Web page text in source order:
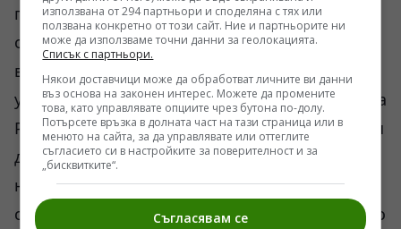
посмял средния руснак и какво би могло да
ограничи неговата смелост. Истинският
въпрос, обаче, касае кремълския елит, касае
управляващата класа (а по-точно съсловие) на
Русия. Способни ли са управляващите в Русия
да въведат истинско извънредно положение,
но не в смисъла на Келзен и Вебер, а в
смисъла на Карл Шмит и Таубес. Окончателно
използвана от 294 партньори и споделяна с тях или
ползвана конкретно от този сайт. Ние и партньорите ни
може да използваме точни данни за геолокацията.
Списък с партньори.
Някои доставчици може да обработват личните ви данни
въз основа на законен интерес. Можете да промените
това, като управлявате опциите чрез бутона по-долу.
Потърсете връзка в долната част на тази страница или в
менюто на сайта, за да управлявате или оттеглите
съгласието си в настройките за поверителност и за
„бисквитките“.
Съгласявам се